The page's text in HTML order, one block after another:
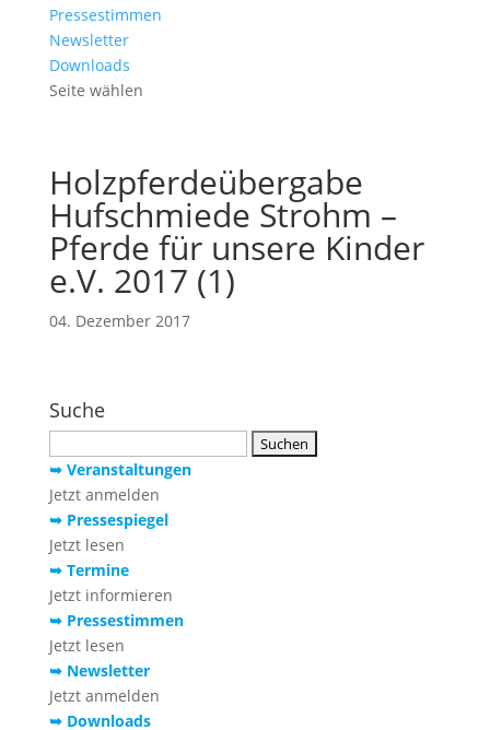
Pressestimmen
Newsletter
Downloads
Seite wählen
Holzpferdeübergabe
Hufschmiede Strohm –
Pferde für unsere Kinder
e.V. 2017 (1)
04. Dezember 2017
Suche
nach:
➥ Veranstaltungen
Jetzt anmelden
➥ Pressespiegel
Jetzt lesen
➥ Termine
Jetzt informieren
➥ Pressestimmen
Jetzt lesen
➥ Newsletter
Jetzt anmelden
➥ Downloads